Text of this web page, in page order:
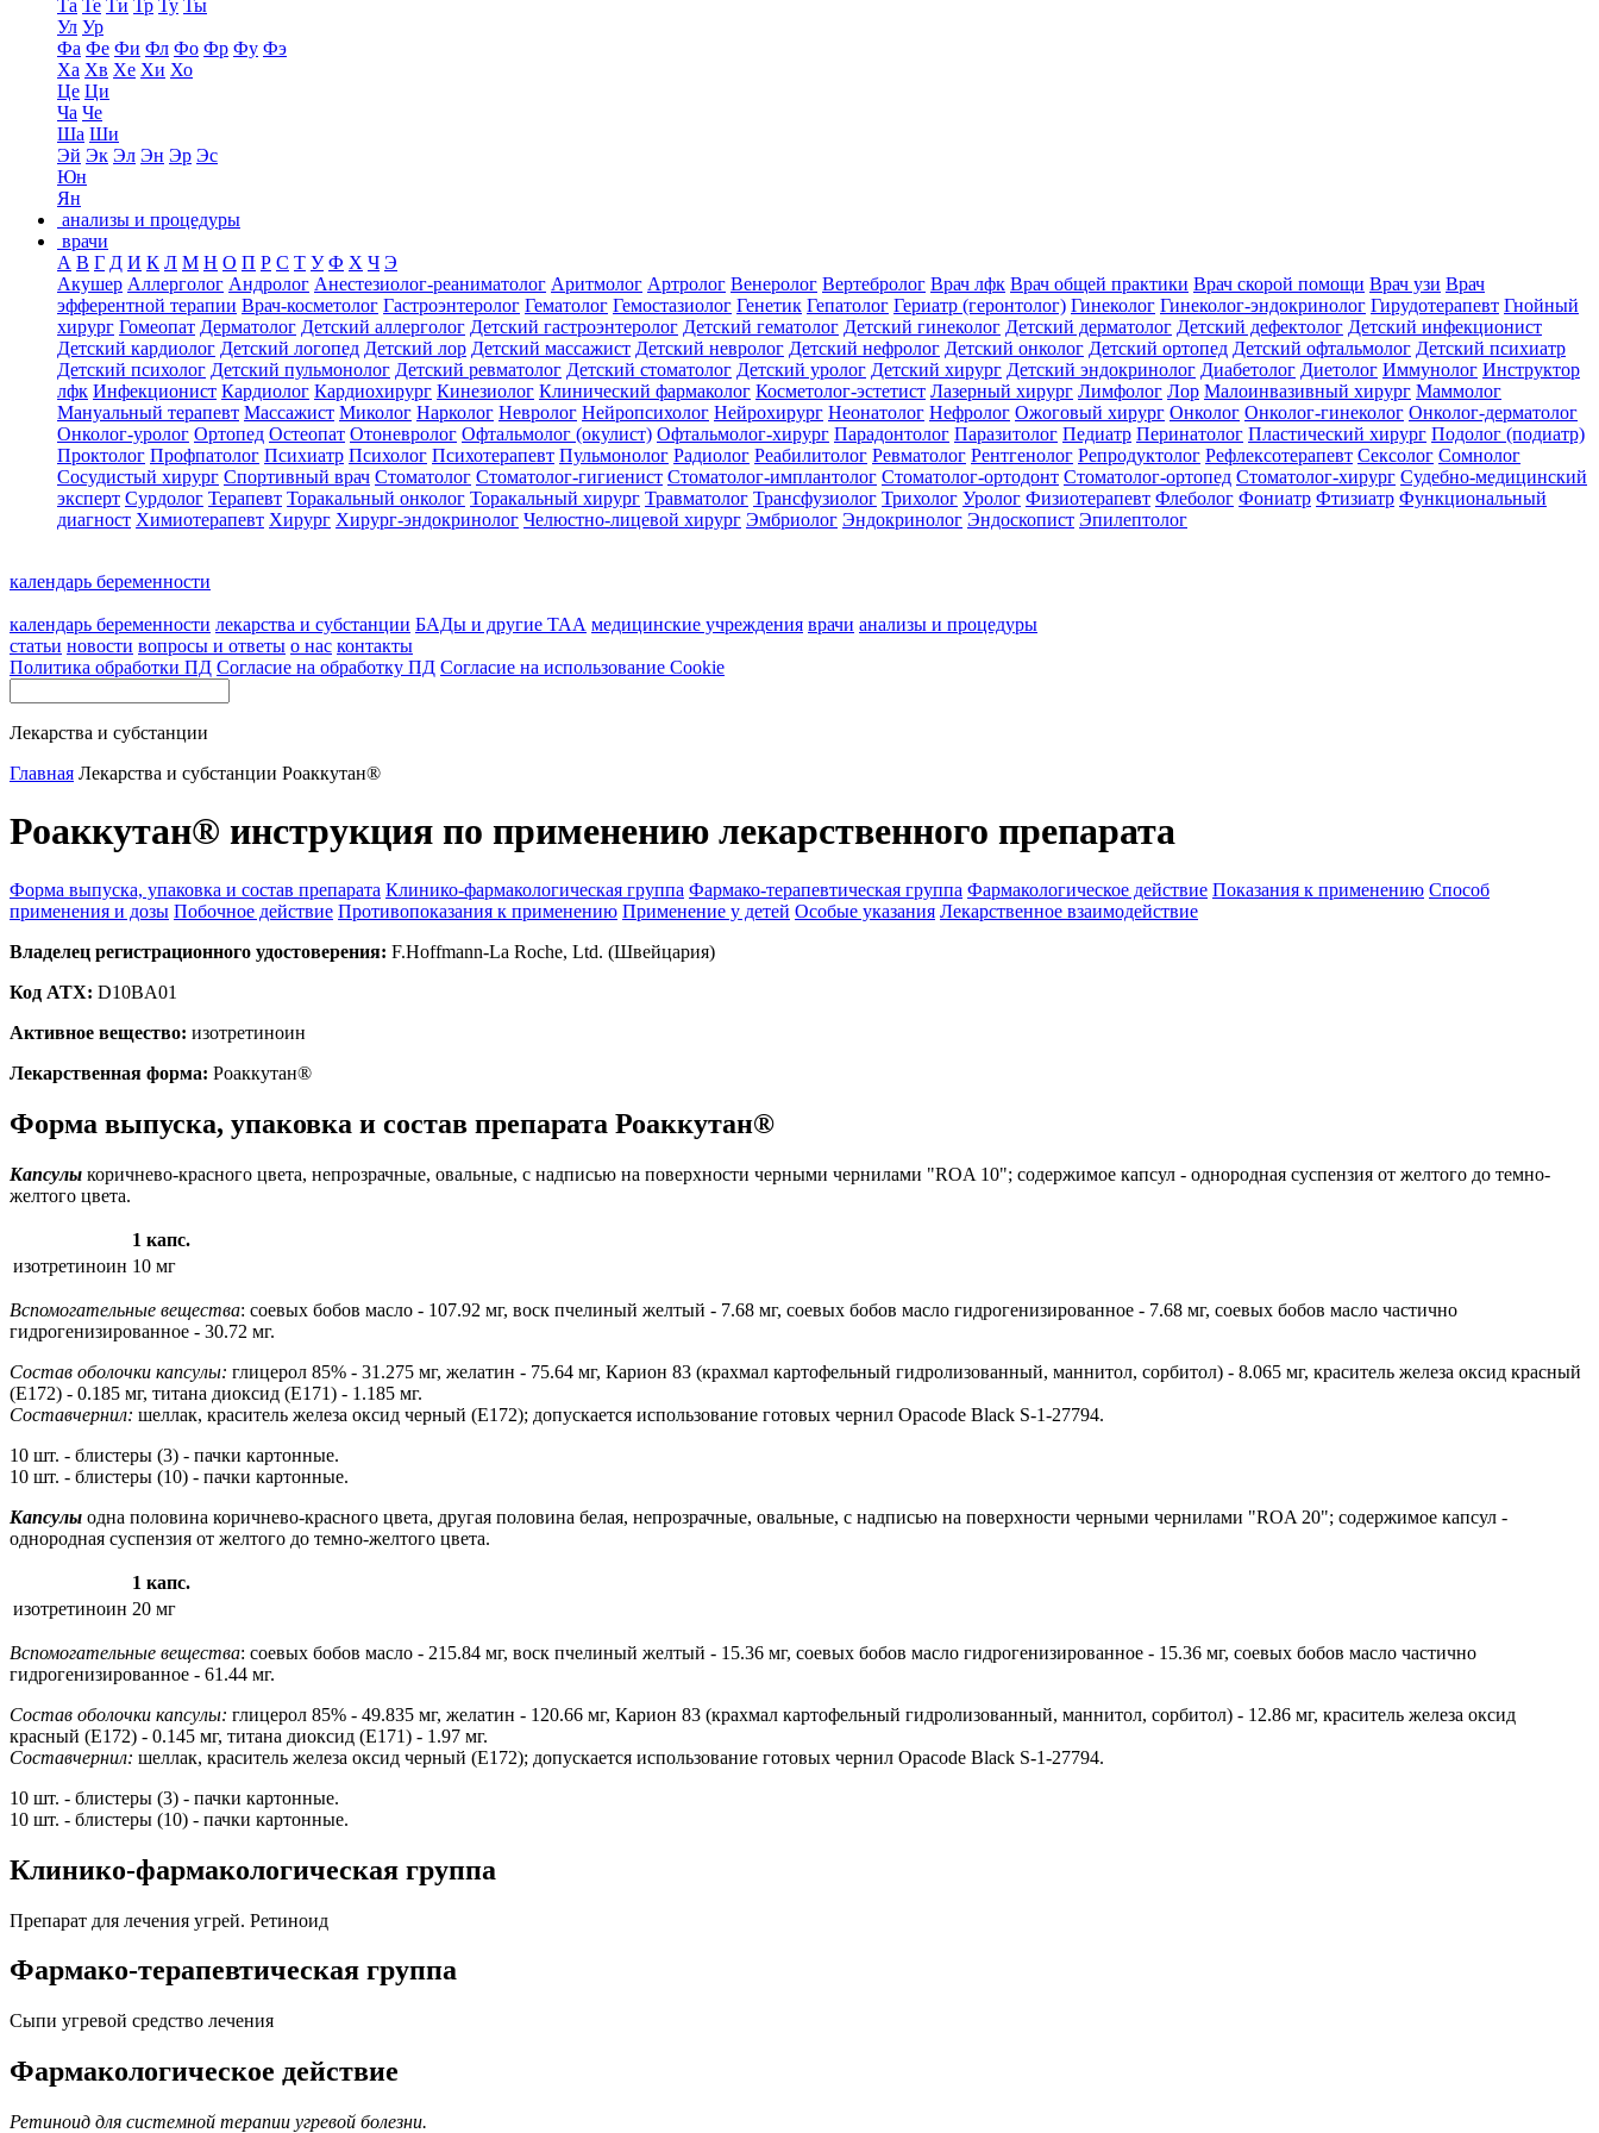
Та Те Ти Тр Ту Ты
Ул Ур
Фа Фе Фи Фл Фо Фр Фу Фэ
Ха Хв Хе Хи Хо
Це Ци
Ча Че
Ша Ши
Эй Эк Эл Эн Эр Эс
Юн
Ян
анализы и процедуры
врачи
А В Г Д И К Л М Н О П Р С Т У Ф Х Ч Э
Акушер Аллерголог Андролог Анестезиолог-реаниматолог Аритмолог Артролог Венеролог Вертебролог Врач лфк Врач общей практики Врач скорой помощи Врач узи Врач
эфферентной терапии Врач-косметолог Гастроэнтеролог Гематолог Гемостазиолог Генетик Гепатолог Гериатр (геронтолог) Гинеколог Гинеколог-эндокринолог Гирудотерапевт Гнойный
хирург Гомеопат Дерматолог Детский аллерголог Детский гастроэнтеролог Детский гематолог Детский гинеколог Детский дерматолог Детский дефектолог Детский инфекционист
Детский кардиолог Детский логопед Детский лор Детский массажист Детский невролог Детский нефролог Детский онколог Детский ортопед Детский офтальмолог Детский психиатр
Детский психолог Детский пульмонолог Детский ревматолог Детский стоматолог Детский уролог Детский хирург Детский эндокринолог Диабетолог Диетолог Иммунолог Инструктор
лфк Инфекционист Кардиолог Кардиохирург Кинезиолог Клинический фармаколог Косметолог-эстетист Лазерный хирург Лимфолог Лор Малоинвазивный хирург Маммолог
Мануальный терапевт Массажист Миколог Нарколог Невролог Нейропсихолог Нейрохирург Неонатолог Нефролог Ожоговый хирург Онколог Онколог-гинеколог Онколог-дерматолог
Онколог-уролог Ортопед Остеопат Отоневролог Офтальмолог (окулист) Офтальмолог-хирург Парадонтолог Паразитолог Педиатр Перинатолог Пластический хирург Подолог (подиатр)
Проктолог Профпатолог Психиатр Психолог Психотерапевт Пульмонолог Радиолог Реабилитолог Ревматолог Рентгенолог Репродуктолог Рефлексотерапевт Сексолог Сомнолог
Сосудистый хирург Спортивный врач Стоматолог Стоматолог-гигиенист Стоматолог-имплантолог Стоматолог-ортодонт Стоматолог-ортопед Стоматолог-хирург Судебно-медицинский
эксперт Сурдолог Терапевт Торакальный онколог Торакальный хирург Травматолог Трансфузиолог Трихолог Уролог Физиотерапевт Флеболог Фониатр Фтизиатр Функциональный
диагност Химиотерапевт Хирург Хирург-эндокринолог Челюстно-лицевой хирург Эмбриолог Эндокринолог Эндоскопист Эпилептолог
календарь беременности
календарь беременности лекарства и субстанции БАДы и другие ТАА медицинские учреждения врачи анализы и процедуры
статьи новости вопросы и ответы о нас контакты
Политика обработки ПД Согласие на обработку ПД Согласие на использование Cookie
Лекарства и субстанции
Главная Лекарства и субстанции Роаккутан®
Роаккутан® инструкция по применению лекарственного препарата
Форма выпуска, упаковка и состав препарата Клинико-фармакологическая группа Фармако-терапевтическая группа Фармакологическое действие Показания к применению Способ
применения и дозы Побочное действие Противопоказания к применению Применение у детей Особые указания Лекарственное взаимодействие
Владелец регистрационного удостоверения: F.Hoffmann-La Roche, Ltd. (Швейцария)
Код ATX: D10BA01
Активное вещество: изотретиноин
Лекарственная форма: Роаккутан®
Форма выпуска, упаковка и состав препарата Роаккутан®
Капсулы коричнево-красного цвета, непрозрачные, овальные, с надписью на поверхности черными чернилами "ROA 10"; содержимое капсул - однородная суспензия от желтого до темно-
желтого цвета.
1 капс.
изотретиноин 10 мг
Вспомогательные вещества: соевых бобов масло - 107.92 мг, воск пчелиный желтый - 7.68 мг, соевых бобов масло гидрогенизированное - 7.68 мг, соевых бобов масло частично
гидрогенизированное - 30.72 мг.
Состав оболочки капсулы: глицерол 85% - 31.275 мг, желатин - 75.64 мг, Карион 83 (крахмал картофельный гидролизованный, маннитол, сорбитол) - 8.065 мг, краситель железа оксид красный
(E172) - 0.185 мг, титана диоксид (E171) - 1.185 мг.
Составчернил: шеллак, краситель железа оксид черный (E172); допускается использование готовых чернил Opacode Black S-1-27794.
10 шт. - блистеры (3) - пачки картонные.
10 шт. - блистеры (10) - пачки картонные.
Капсулы одна половина коричнево-красного цвета, другая половина белая, непрозрачные, овальные, с надписью на поверхности черными чернилами "ROA 20"; содержимое капсул -
однородная суспензия от желтого до темно-желтого цвета.
1 капс.
изотретиноин 20 мг
Вспомогательные вещества: соевых бобов масло - 215.84 мг, воск пчелиный желтый - 15.36 мг, соевых бобов масло гидрогенизированное - 15.36 мг, соевых бобов масло частично
гидрогенизированное - 61.44 мг.
Состав оболочки капсулы: глицерол 85% - 49.835 мг, желатин - 120.66 мг, Карион 83 (крахмал картофельный гидролизованный, маннитол, сорбитол) - 12.86 мг, краситель железа оксид
красный (E172) - 0.145 мг, титана диоксид (E171) - 1.97 мг.
Составчернил: шеллак, краситель железа оксид черный (E172); допускается использование готовых чернил Opacode Black S-1-27794.
10 шт. - блистеры (3) - пачки картонные.
10 шт. - блистеры (10) - пачки картонные.
Клинико-фармакологическая группа
Препарат для лечения угрей. Ретиноид
Фармако-терапевтическая группа
Сыпи угревой средство лечения
Фармакологическое действие
Ретиноид для системной терапии угревой болезни.